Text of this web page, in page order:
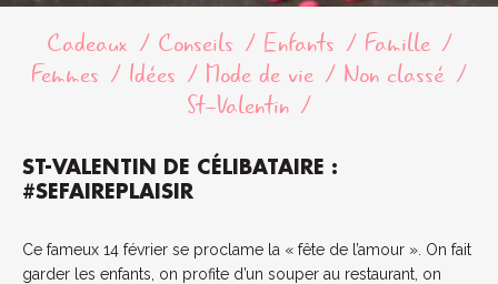
Cadeaux Conseils Enfants
Famille
Femmes
Idées Mode de vie
Non classé
St-Valentin
ST-VALENTIN DE CÉLIBATAIRE :
#SEFAIREPLAISIR
Ce fameux 14 février se proclame la « fête de l’amour ». On fait
garder les enfants, on profite d’un souper au restaurant, on